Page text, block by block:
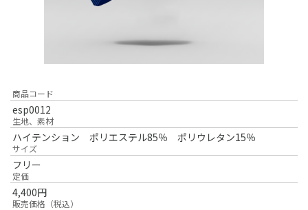
商品コード
esp0012
生地、素材
ハイテンション ポリエステル85％ ポリウレタン15％
サイズ
フリー
定価
4,400円
販売価格（税込）